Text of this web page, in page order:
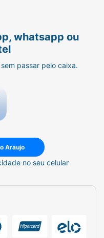
whatsapp ou
passar pelo caixa.
Araujo
no seu celular